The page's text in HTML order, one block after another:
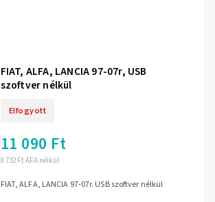
FIAT, ALFA, LANCIA 97-07r, USB
szoftver nélkül
Elfogyott
8 732 Ft ÁFA nélkül
11 090 Ft
FIAT, ALFA, LANCIA 97-07r. USB szoftver nélkül